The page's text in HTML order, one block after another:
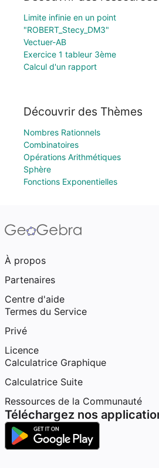
Limite infinie en un point
"ROBERT_Stecy_DM3"
Vectuer-AB
Exercice 1 tableur 3ème
Calcul d'un rapport
Découvrir des Thèmes
Nombres Rationnels
Combinatoires
Opérations Arithmétiques
Sphère
Fonctions Exponentielles
À propos
Partenaires
Centre d'aide
Termes du Service
Privé
Licence
Calculatrice Graphique
Calculatrice Suite
Ressources de la Communauté
Téléchargez nos